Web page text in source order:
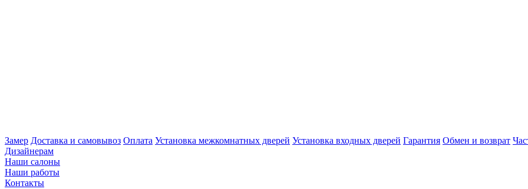
Замер Доставка и самовывоз Оплата Установка межкомнатных дверей Установка входных дверей Гарантия Обмен и возврат
Дизайнерам
Наши салоны
Наши работы
Контакты